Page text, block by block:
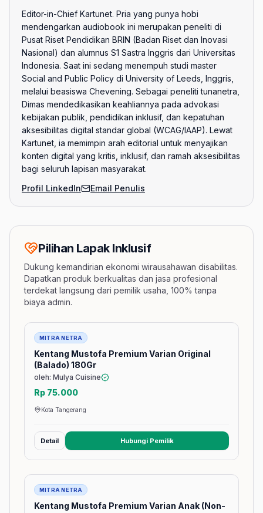
Editor-in-Chief Kartunet. Pria yang punya hobi
mendengarkan audiobook ini merupakan peneliti di
Pusat Riset Pendidikan BRIN (Badan Riset dan Inovasi
Nasional) dan alumnus S1 Sastra Inggris dari Universitas
Indonesia. Saat ini sedang menempuh studi master
Social and Public Policy di University of Leeds, Inggris,
melalui beasiswa Chevening. Sebagai peneliti tunanetra,
Dimas mendedikasikan keahliannya pada advokasi
kebijakan publik, pendidikan inklusif, dan kepatuhan
aksesibilitas digital standar global (WCAG/IAAP). Lewat
Kartunet, ia memimpin arah editorial untuk menyajikan
konten digital yang kritis, inklusif, dan ramah aksesibilitas
bagi seluruh lapisan masyarakat.
Profil LinkedIn
Email Penulis
Pilihan Lapak Inklusif
Dukung kemandirian ekonomi wirausahawan disabilitas.
Dapatkan produk berkualitas dan jasa profesional
terdekat langsung dari pemilik usaha, 100% tanpa
biaya admin.
Barang
MITRA NETRA
Kentang Mustofa Premium Varian Original
(Balado) 180Gr
oleh: Mulya Cuisine
Rp 75.000
Kota Tangerang
Detail Hubungi Pemilik(membuka tab baru)
Barang
MITRA NETRA
Kentang Mustofa Premium Varian Anak (Non-